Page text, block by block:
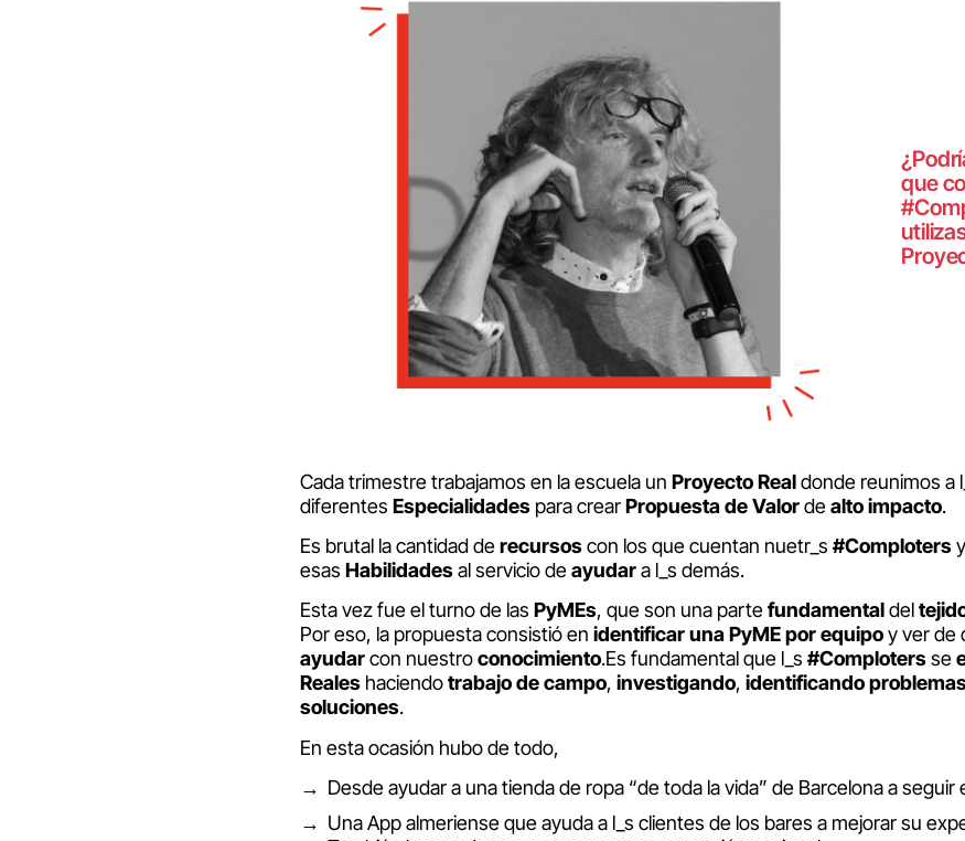
que
Cada trimestre trabajamos en la escuela un Proyecto Realdonde reunimos a
diferentes Especialidades para crearPropuesta de Valordealto impacto.
Es brutal la cantidad derecursoscon los que cuentan nuetr_s #Comploters
esas Habilidadesal servicio deayudara l_s demás.
Esta vez fue el turno de las PyMEs, que son una partefundamentaldel
Por eso, la propuesta consistió en identificar una PyMEpor equipoy ver de
ayudarcon nuestroconocimiento.Es fundamental que l_s #Complotersse
Reales haciendotrabajo de campo, investigando, identificando
soluciones.
En esta ocasión hubo de todo,
Desde ayudar a una tienda de ropa “de toda la vida” de Barcelona a seguir
Una App almeriense que ayuda a l_s clientes de los bares a mejorar su